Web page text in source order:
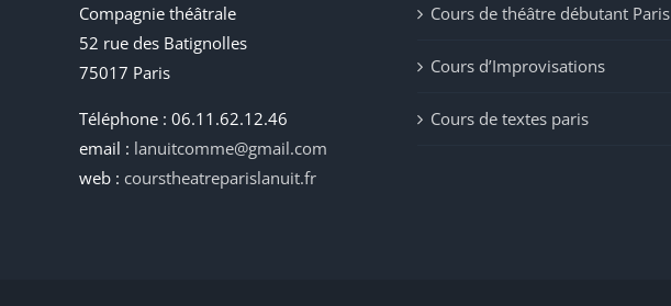
Compagnie théâtrale
52 rue des Batignolles
75017 Paris
Téléphone : 06.11.62.12.46
email : lanuitcomme@gmail.com
web : courstheatreparislanuit.fr
Cours de théâtre débutant Paris
Cours d’Improvisations
Cours de textes paris